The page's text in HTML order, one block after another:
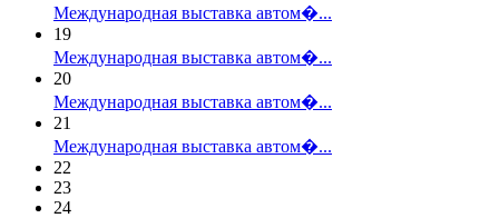
Международная выставка автом�...
19
Международная выставка автом�...
20
Международная выставка автом�...
21
Международная выставка автом�...
22
23
24